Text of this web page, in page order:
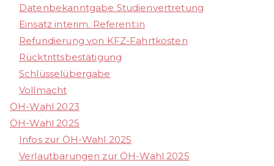
Datenbekanntgabe Studienvertretung
Einsatz interim. Referent:in
Refundierung von KFZ-Fahrtkosten
Rücktrittsbestätigung
Schlüsselübergabe
Vollmacht
ÖH-Wahl 2023
ÖH-Wahl 2025
Infos zur ÖH-Wahl 2025
Verlautbarungen zur ÖH-Wahl 2025